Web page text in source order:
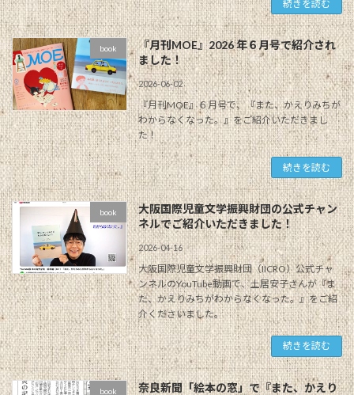
続きを読む
book
『月刊MOE』2026 年６月号で紹介され
ました！
2026-06-02
『月刊MOE』６月号で、『また、かえりみちが
わからなくなった。』をご紹介いただきまし
た！
続きを読む
book
大阪国際児童文学振興財団の公式チャン
ネルでご紹介いただきました！
2026-04-16
大阪国際児童文学振興財団（IICRO）公式チャ
ンネルのYouTube動画で、土居安子さんが『ま
た、かえりみちがわからなくなった。』をご紹
介くださいました。
続きを読む
book
奈良新聞「絵本の窓」で『また、かえり